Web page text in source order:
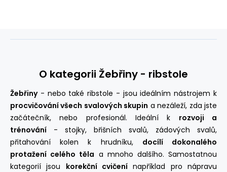
O kategorii Žebřiny - ribstole
Žebřiny- nebo také ribstole - jsou ideálním nástrojem k
procvičování všech svalových skupin a nezáleží, zda jste
začátečník, nebo profesionál. Ideální k rozvoji a
trénování - stojky, břišních svalů, zádových svalů,
přitahování kolen k hrudníku, docílí dokonalého
protažení celého těla a mnoho dalšího. Samostatnou
kategorií jsou korekční cvičení například pro nápravu